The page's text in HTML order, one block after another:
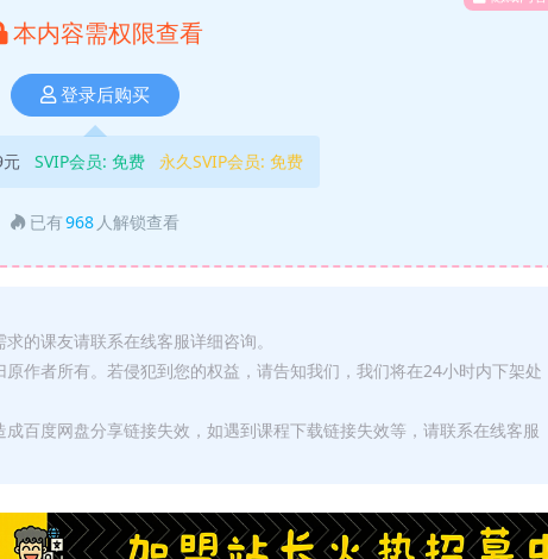
本内容需权限查看
登录后购买
SVIP会员: 免费 永久SVIP会员: 免费
已有968 人解锁查看
的课友请联系在线客服详细咨询。
作者所有。若侵犯到您的权益，请告知我们，我们将在24小时内下架处
百度网盘分享链接失效，如遇到课程下载链接失效等，请联系在线客服